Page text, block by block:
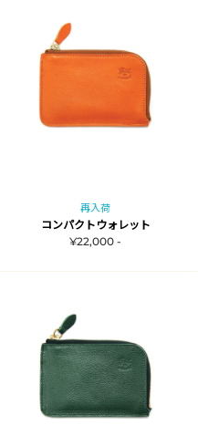
再入荷
コンパクトウォレット
¥22,000 -